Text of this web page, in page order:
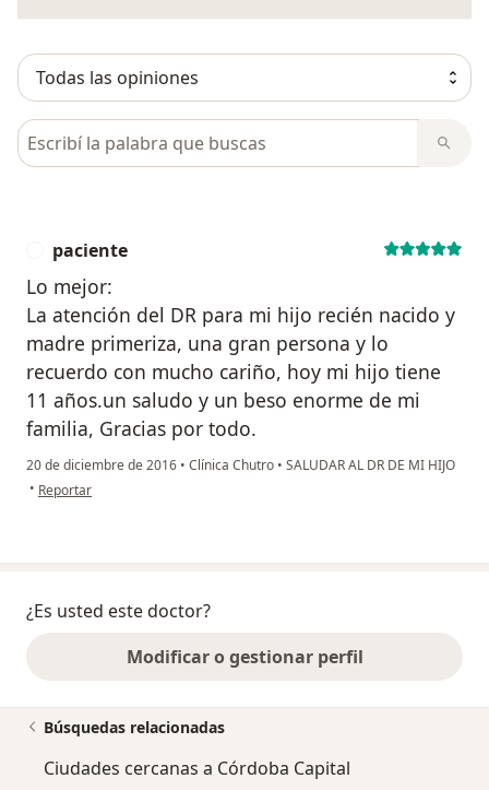
Busca en opiniones
paciente
Lo mejor:
La atención del DR para mi hijo recién nacido y
madre primeriza, una gran persona y lo
recuerdo con mucho cariño, hoy mi hijo tiene
11 años.un saludo y un beso enorme de mi
familia, Gracias por todo.
20 de diciembre de 2016 • Clínica Chutro • SALUDAR AL DR DE MI HIJO
• en opinión del usuario paciente
Reportar
¿Es usted este doctor?
Modificar o gestionar perfil
Búsquedas relacionadas
Ciudades cercanas a Córdoba Capital